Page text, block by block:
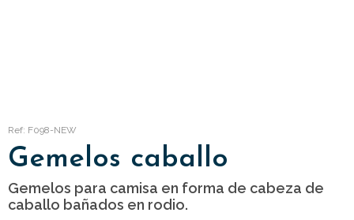
Ref: F098-NEW
Gemelos caballo
Gemelos para camisa en forma de cabeza de
caballo bañados en rodio.